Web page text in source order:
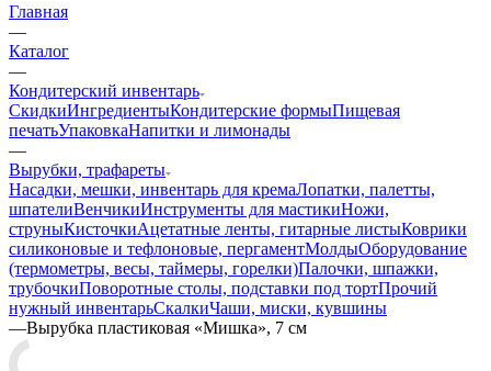
Главная
—
Каталог
—
Кондитерский инвентарь
СкидкиИнгредиентыКондитерские формыПищевая
печатьУпаковкаНапитки и лимонады
—
Вырубки, трафареты
Насадки, мешки, инвентарь для кремаЛопатки, палетты,
шпателиВенчикиИнструменты для мастикиНожи,
струныКисточкиАцетатные ленты, гитарные листыКоврики
силиконовые и тефлоновые, пергаментМолдыОборудование
(термометры, весы, таймеры, горелки)Палочки, шпажки,
трубочкиПоворотные столы, подставки под тортПрочий
нужный инвентарьСкалкиЧаши, миски, кувшины
—Вырубка пластиковая «Мишка», 7 см